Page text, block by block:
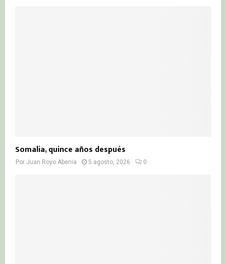
Somalia, quince años después
Por Juan Royo Abenia 5 agosto, 2026 0